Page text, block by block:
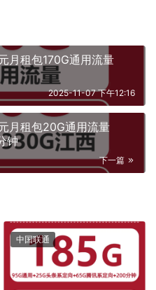
月租包170G通用流量
2025-11-07 下午12:16
月租包20G通用流量
钟
下一篇
中国联通